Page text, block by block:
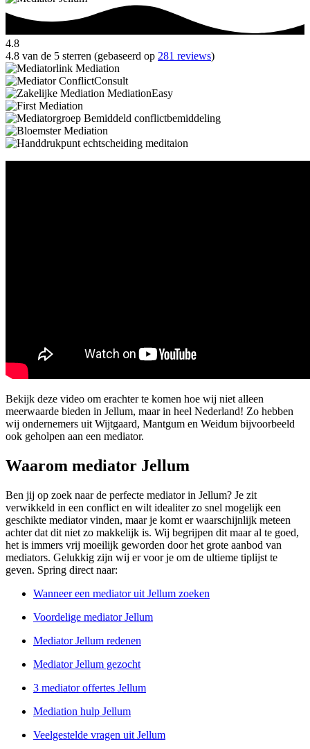
4.8
4.8 van de 5 sterren (gebaseerd op 281 reviews)
Bekijk deze video om erachter te komen hoe wij niet alleen
meerwaarde bieden in Jellum, maar in heel Nederland! Zo hebben
wij ondernemers uit Wijtgaard, Mantgum en Weidum bijvoorbeeld
ook geholpen aan een mediator.
Waarom mediator Jellum
Ben jij op zoek naar de perfecte mediator in Jellum? Je zit
verwikkeld in een conflict en wilt idealiter zo snel mogelijk een
geschikte mediator vinden, maar je komt er waarschijnlijk meteen
achter dat dit niet zo makkelijk is. Wij begrijpen dit maar al te goed,
het is immers vrij moeilijk geworden door het grote aanbod van
mediators. Gelukkig zijn wij er voor je om de ultieme tiplijst te
geven. Spring direct naar:
Wanneer een mediator uit Jellum zoeken
Voordelige mediator Jellum
Mediator Jellum redenen
Mediator Jellum gezocht
3 mediator offertes Jellum
Mediation hulp Jellum
Veelgestelde vragen uit Jellum